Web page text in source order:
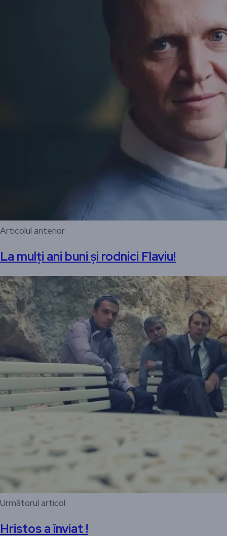
Articolul anterior
La mulți ani buni și rodnici Flaviu!
Următorul articol
Hristos a înviat !